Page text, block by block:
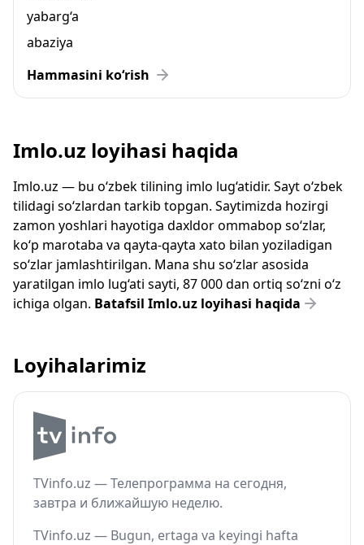
yabarg‘a
abaziya
Hammasini ko‘rish
Imlo.uz loyihasi haqida
Imlo.uz — bu o‘zbek tilining imlo lug‘atidir. Sayt o‘zbek
tilidagi so‘zlardan tarkib topgan. Saytimizda hozirgi
zamon yoshlari hayotiga daxldor ommabop so‘zlar,
ko‘p marotaba va qayta-qayta xato bilan yoziladigan
so‘zlar jamlashtirilgan. Mana shu so‘zlar asosida
yaratilgan imlo lug‘ati sayti, 87 000 dan ortiq so‘zni o‘z
ichiga olgan. Batafsil Imlo.uz loyihasi haqida
Loyihalarimiz
TVinfo.uz — Телепрограмма на сегодня,
завтра и ближайшую неделю.
TVinfo.uz — Bugun, ertaga va keyingi hafta